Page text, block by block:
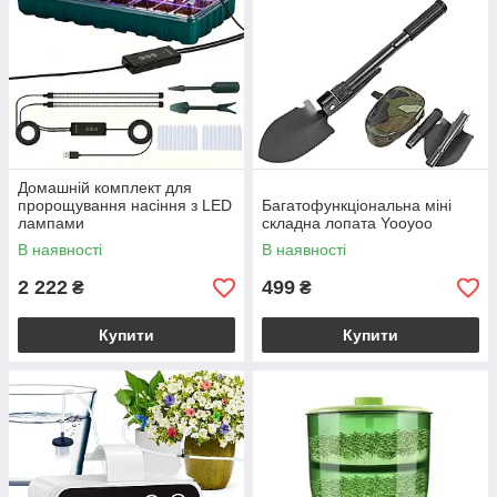
Домашній комплект для
пророщування насіння з LED
лампами
В наявності
2 222 ₴
Купити
Багатофункціональна міні
складна лопата Yooyoo
В наявності
499 ₴
Купити